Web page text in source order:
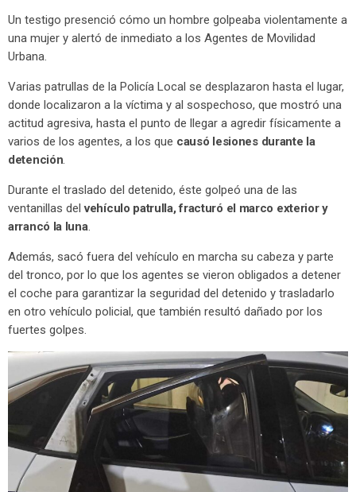
Un testigo presenció cómo un hombre golpeaba violentamente a
una mujer y alertó de inmediato a los Agentes de Movilidad
Urbana.
Varias patrullas de la Policía Local se desplazaron hasta el lugar,
donde localizaron a la víctima y al sospechoso, que mostró una
actitud agresiva, hasta el punto de llegar a agredir físicamente a
varios de los agentes, a los que causó lesiones durante la
detención.
Durante el traslado del detenido, éste golpeó una de las
ventanillas delvehículo patrulla, fracturó el marco exterior y
arrancó la luna.
Además, sacó fuera del vehículo en marcha su cabeza y parte
del tronco, por lo que los agentes se vieron obligados a detener
el coche para garantizar la seguridad del detenido y trasladarlo
en otro vehículo policial, que también resultó dañado por los
fuertes golpes.